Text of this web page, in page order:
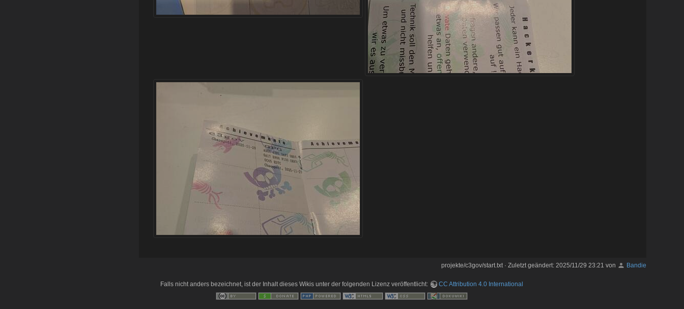
projekte/c3gov/start.txt· Zuletzt geändert:2025/11/29 23:21 von Bandie
Falls nicht anders bezeichnet, ist der Inhalt dieses Wikis unter der folgenden Lizenz veröffentlicht: CC Attribution 4.0 International